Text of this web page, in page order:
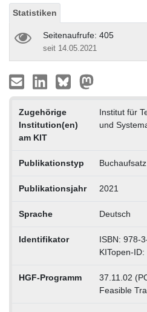
Statistiken
Seitenaufrufe: 405
seit 14.05.2021
Zugehörige
Institution(en)
am KIT
Institut für
und
Publikationstyp Buchaufsatz
Publikationsjahr 2021
Sprache Deutsch
Identifikator
ISBN: 978-
KITopen-
HGF-Programm
37.11.02
Feasible